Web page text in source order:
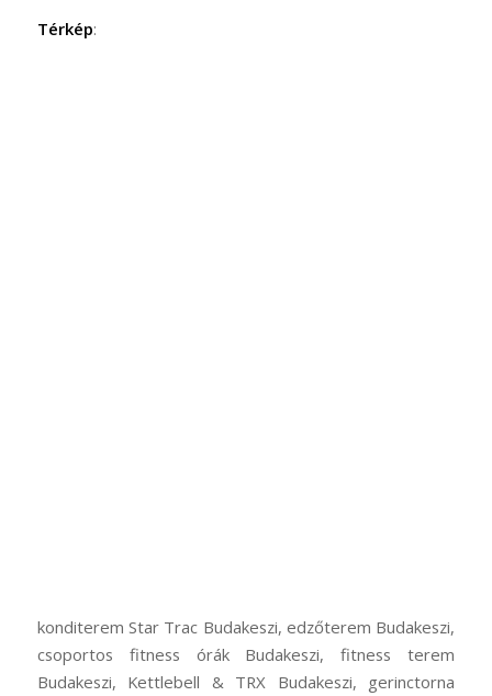
Térkép:
konditerem Star Trac Budakeszi, edzőterem Budakeszi,
csoportos fitness órák Budakeszi, fitness terem
Budakeszi, Kettlebell & TRX Budakeszi, gerinctorna